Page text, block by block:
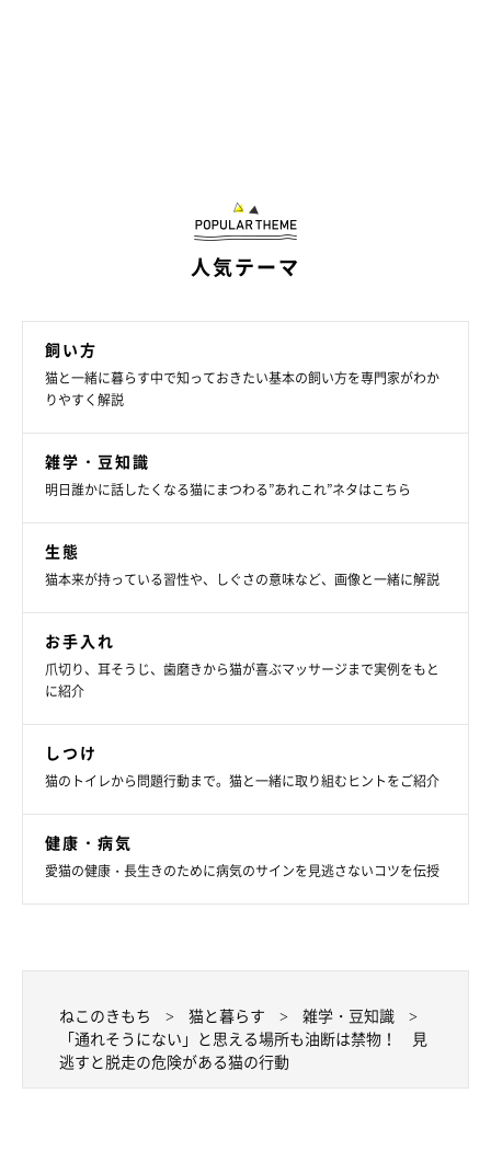
人気テーマ
飼い方
猫と一緒に暮らす中で知っておきたい基本の飼い方を専門家がわか
りやすく解説
雑学・豆知識
明日誰かに話したくなる猫にまつわる”あれこれ”ネタはこちら
生態
猫本来が持っている習性や、しぐさの意味など、画像と一緒に解説
お手入れ
爪切り、耳そうじ、歯磨きから猫が喜ぶマッサージまで実例をもと
に紹介
しつけ
猫のトイレから問題行動まで。猫と一緒に取り組むヒントをご紹介
健康・病気
愛猫の健康・長生きのために病気のサインを見逃さないコツを伝授
ねこのきもち 猫と暮らす
雑学・豆知識
「通れそうにない」と思える場所も油断は禁物！ 見
逃すと脱走の危険がある猫の行動